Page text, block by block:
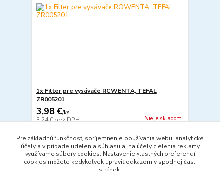
1x Filter pre vysávače ROWENTA, TEFAL
ZR005201
3,98 €/ks
3,24 €bez DPH Nie je skladom
Detail
strana z 1
Pre základnú funkčnosť, spríjemnenie používania webu, analytické
účely a v prípade udelenia súhlasu aj na účely cielenia reklamy
využívame súbory cookies. Nastavenie vlastných preferencií
cookies môžete kedykoľvek upraviť odkazom v spodnej časti